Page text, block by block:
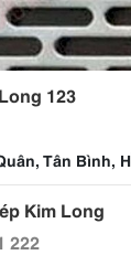
123
Tân Bình,
Kim Long
222